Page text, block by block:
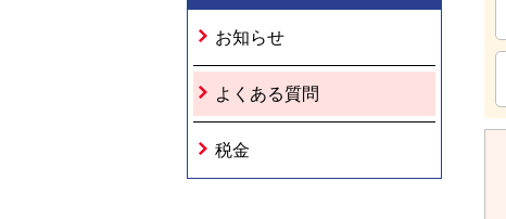
お知らせ
よくある質問
税金